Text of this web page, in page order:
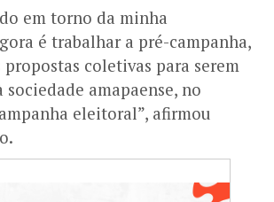
em torno da minha
é trabalhar a pré-campanha,
coletivas para serem
sociedade amapaense, no
eleitoral”, afirmou